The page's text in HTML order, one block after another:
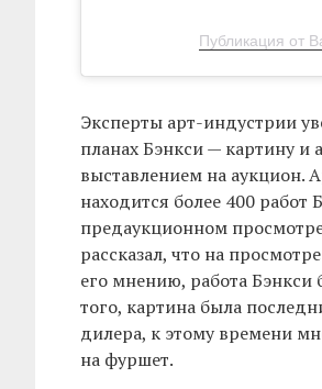
Публикация от
Эксперты арт-индустрии
планах Бэнкси — картину и
выставлением на аукцион.
находится более 400 работ
предаукционном
рассказал, что на
его мнению, работа Бэнкси
того, картина была
дилера, к этому времени
на фуршет.